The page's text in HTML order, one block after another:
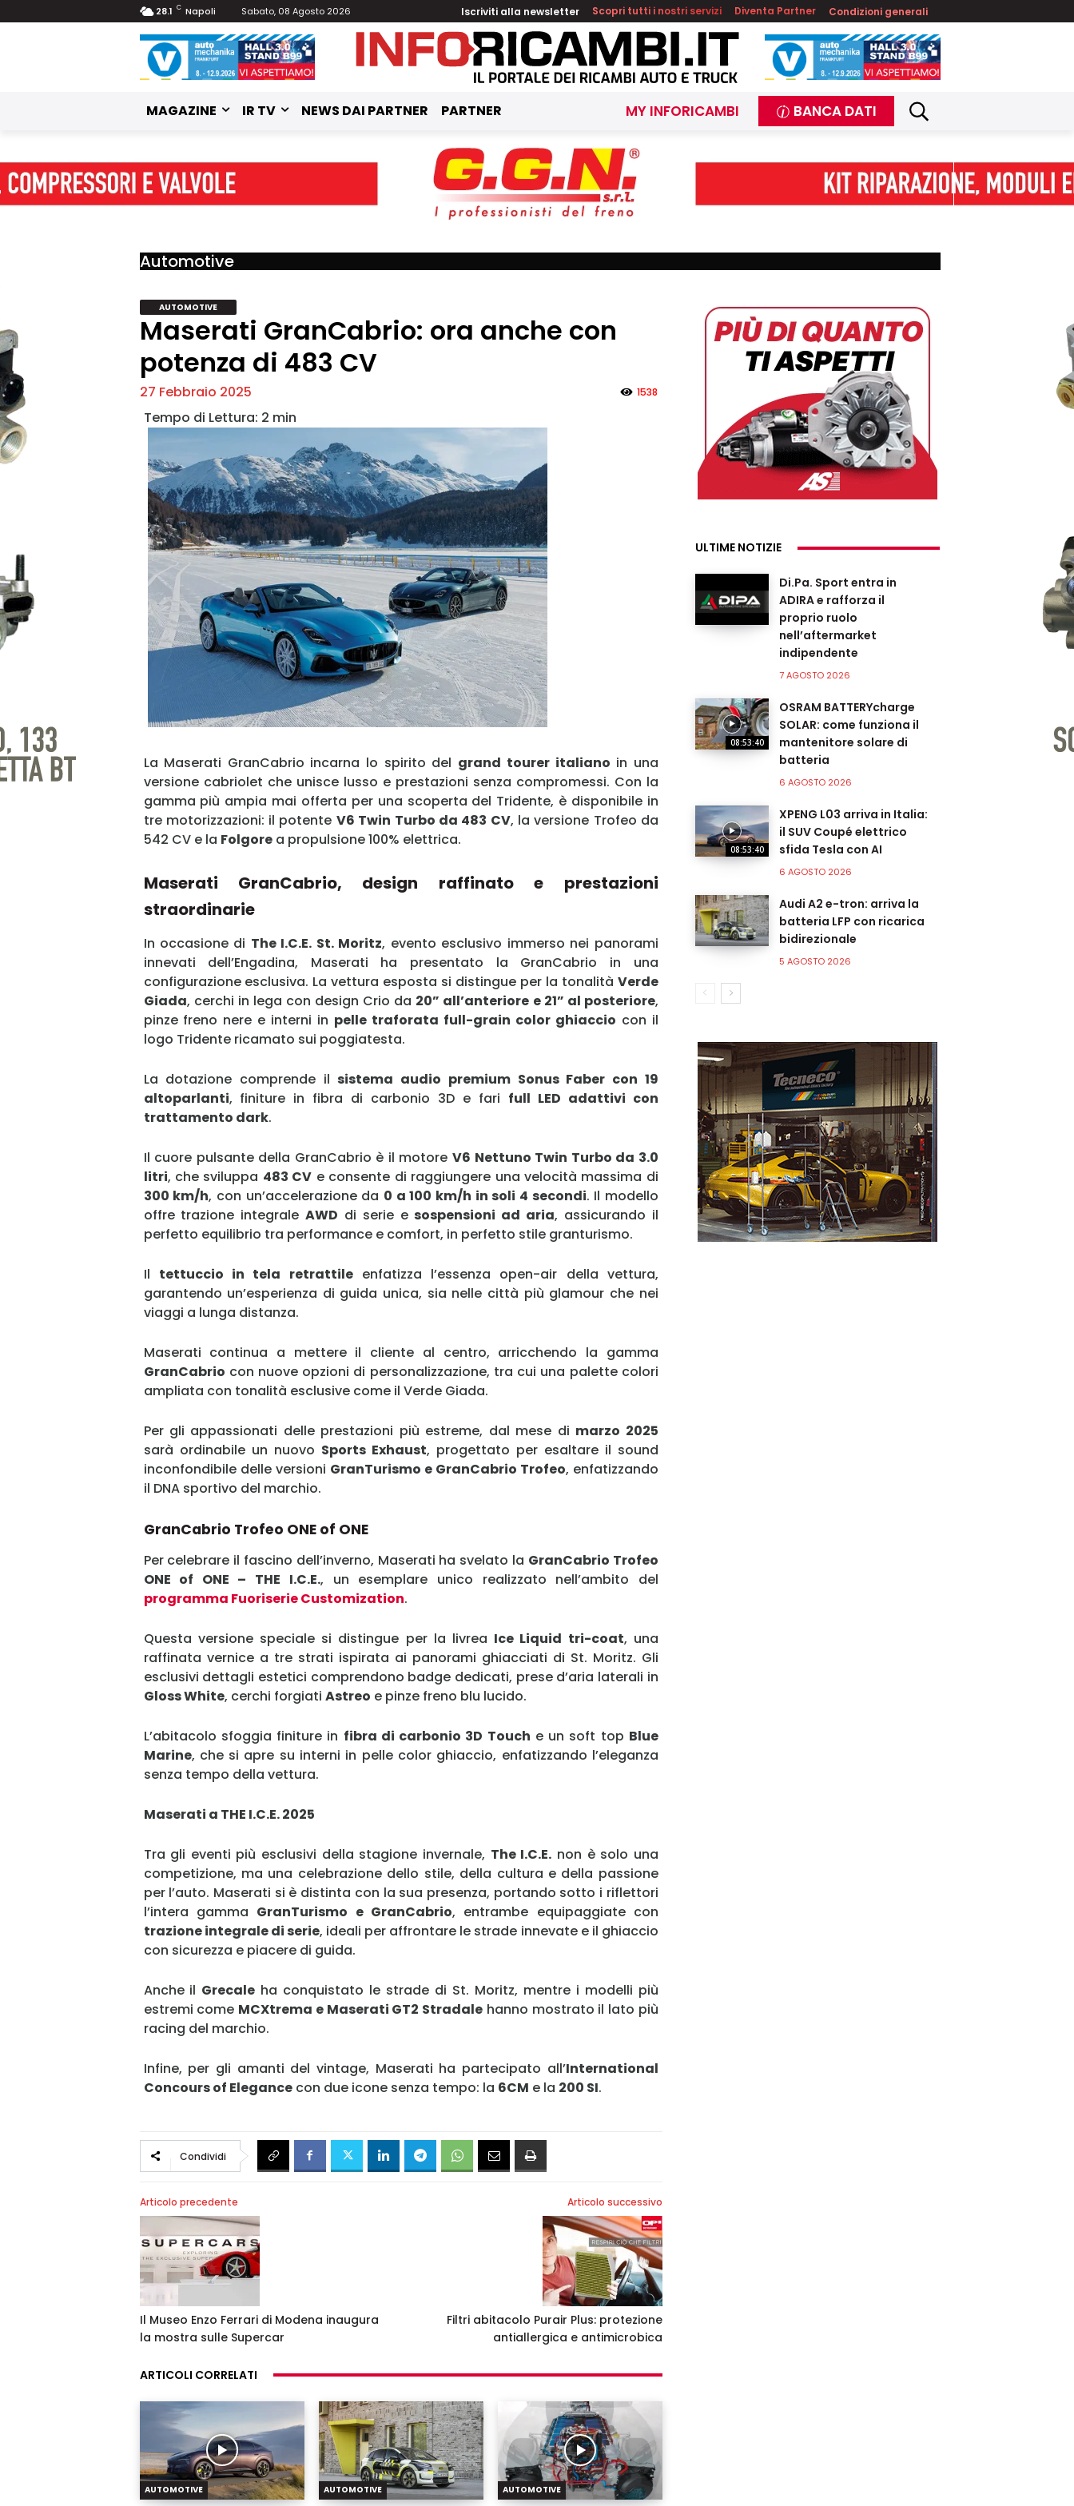
Username
Ricordami
Accedi
28.1 C Napoli Sabato, 08 Agosto 2026 Iscriviti alla newsletter Scopri tutti i nostri servizi Diventa Partner Condizioni generali
MAGAZINE IR TV NEWS DAI PARTNER PARTNER MY INFORICAMBI BANCA DATI
Automotive
AUTOMOTIVE
Maserati GranCabrio: ora anche con
potenza di 483 CV
27 Febbraio 2025 1538
La Maserati GranCabrio incarna lo spirito del grand tourer italiano in una
versione cabriolet che unisce lusso e prestazioni senza compromessi. Con la
gamma più ampia mai offerta per una scoperta del Tridente, è disponibile in
tre motorizzazioni: il potente V6 Twin Turbo da 483 CV, la versione Trofeo da
542 CV e la Folgorea propulsione 100% elettrica.
Maserati GranCabrio, design raffinato e prestazioni
straordinarie
In occasione di The I.C.E. St. Moritz, evento esclusivo immerso nei panorami
innevati dell’Engadina, Maserati ha presentato la GranCabrio in una
configurazione esclusiva. La vettura esposta si distingue per la tonalità Verde
Giada, cerchi in lega con design Crio da 20” all’anteriore e 21” al posteriore,
pinze freno nere e interni in pelle traforata full-grain color ghiaccio con il
logo Tridente ricamato sui poggiatesta.
La dotazione comprende il sistema audio premium Sonus Faber con 19
altoparlanti, finiture in fibra di carbonio 3D e fari full LED adattivi con
trattamento dark.
Il cuore pulsante della GranCabrio è il motoreV6 Nettuno Twin Turbo da 3.0
litri, che sviluppa 483 CV e consente di raggiungere una velocità massima di
300 km/h, con un’accelerazione da 0 a 100 km/h in soli 4 secondi. Il modello
offre trazione integraleAWD di serie e sospensioni ad aria, assicurando il
perfetto equilibrio tra performance e comfort, in perfetto stile granturismo.
Il tettuccio in tela retrattileenfatizza l’essenza open-air della vettura,
garantendo un’esperienza di guida unica, sia nelle città più glamour che nei
viaggi a lunga distanza.
Maserati continua a mettere il cliente al centro, arricchendo la gamma
GranCabrio con nuove opzioni di personalizzazione, tra cui una palette colori
ampliata con tonalità esclusive come il Verde Giada.
Per gli appassionati delle prestazioni più estreme, dal mese di marzo 2025
sarà ordinabile un nuovo Sports Exhaust, progettato per esaltare il sound
inconfondibile delle versioni GranTurismo e GranCabrio Trofeo, enfatizzando
il DNA sportivo del marchio.
GranCabrio Trofeo ONE of ONE
Per celebrare il fascino dell’inverno, Maserati ha svelato la GranCabrio Trofeo
ONE of ONE – THE I.C.E., un esemplare unico realizzato nell’ambito del
programma Fuoriserie Customization.
Questa versione speciale si distingue per la livrea Ice Liquid tri-coat, una
raffinata vernice a tre strati ispirata ai panorami ghiacciati di St. Moritz. Gli
esclusivi dettagli estetici comprendono badge dedicati, prese d’aria laterali in
Gloss White, cerchi forgiati Astreo e pinze freno blu lucido.
L’abitacolo sfoggia finiture in fibra di carbonio 3D Touch e un soft top Blue
Marine, che si apre su interni in pelle color ghiaccio, enfatizzando l’eleganza
senza tempo della vettura.
Maserati a THE I.C.E. 2025
Tra gli eventi più esclusivi della stagione invernale, The I.C.E. non è solo una
competizione, ma una celebrazione dello stile, della cultura e della passione
per l’auto. Maserati si è distinta con la sua presenza, portando sotto i riflettori
l’intera gamma GranTurismo e GranCabrio, entrambe equipaggiate con
trazione integrale di serie, ideali per affrontare le strade innevate e il ghiaccio
con sicurezza e piacere di guida.
Anche il Grecale ha conquistato le strade di St. Moritz, mentre i modelli più
estremi come MCXtrema e Maserati GT2 Stradale hanno mostrato il lato più
racing del marchio.
Infine, per gli amanti del vintage, Maserati ha partecipato all’International
Concours of Elegancecon due icone senza tempo: la 6CM e la 200 SI.
Condividi
Articolo precedente
Il Museo Enzo Ferrari di Modena inaugura
la mostra sulle Supercar
Articolo successivo
Filtri abitacolo Purair Plus: protezione
antiallergica e antimicrobica
ARTICOLI CORRELATI
AUTOMOTIVE AUTOMOTIVE AUTOMOTIVE
ULTIME NOTIZIE
Di.Pa. Sport entra in
ADIRA e rafforza il
proprio ruolo
nell’aftermarket
indipendente
7 AGOSTO 2026
08:53:40
OSRAM BATTERYcharge
SOLAR: come funziona il
mantenitore solare di
batteria
6 AGOSTO 2026
08:53:40
XPENG L03 arriva in Italia:
il SUV Coupé elettrico
sfida Tesla con AI
6 AGOSTO 2026
Audi A2 e-tron: arriva la
batteria LFP con ricarica
bidirezionale
5 AGOSTO 2026